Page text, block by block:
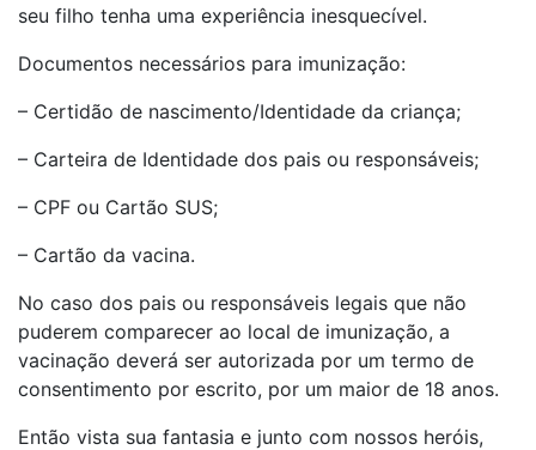
seu filho tenha uma experiência inesquecível.
Documentos necessários para imunização:
– Certidão de nascimento/Identidade da criança;
– Carteira de Identidade dos pais ou responsáveis;
– CPF ou Cartão SUS;
– Cartão da vacina.
No caso dos pais ou responsáveis legais que não
puderem comparecer ao local de imunização, a
vacinação deverá ser autorizada por um termo de
consentimento por escrito, por um maior de 18 anos.
Então vista sua fantasia e junto com nossos heróis,